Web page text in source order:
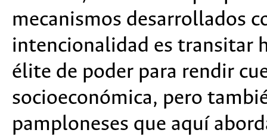
mecanismos desarrollados
intencionalidad es transitar
élite de poder para rendir
socioeconómica, pero
pamploneses que aquí